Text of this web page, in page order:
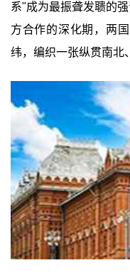
系"成为最振聋发聩的
方合作的深化期，两
纬，编织一张纵贯南北